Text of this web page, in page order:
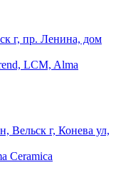
г, пр. Ленина, дом
LCM, Alma
Вельск г, Конева ул,
Ceramica